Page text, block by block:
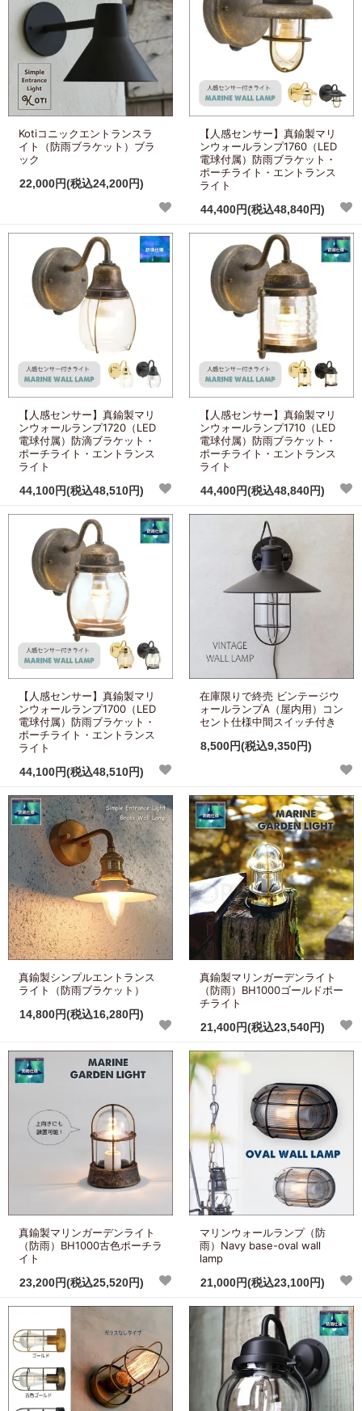
Kotiコニックエントランスラ
イト（防雨ブラケット）ブラ
ック
22,000円(税込24,200円)
【人感センサー】真鍮製マリ
ンウォールランプ1760（LED
電球付属）防雨ブラケット・
ポーチライト・エントランス
ライト
44,400円(税込48,840円)
【人感センサー】真鍮製マリ
ンウォールランプ1720（LED
電球付属）防滴ブラケット・
ポーチライト・エントランス
ライト
44,100円(税込48,510円)
【人感センサー】真鍮製マリ
ンウォールランプ1710（LED
電球付属）防雨ブラケット・
ポーチライト・エントランス
ライト
44,400円(税込48,840円)
【人感センサー】真鍮製マリ
ンウォールランプ1700（LED
電球付属）防雨ブラケット・
ポーチライト・エントランス
ライト
44,100円(税込48,510円)
在庫限りで終売 ビンテージウ
ォールランプA（屋内用）コン
セント仕様中間スイッチ付き
8,500円(税込9,350円)
真鍮製シンプルエントランス
ライト（防雨ブラケット）
14,800円(税込16,280円)
真鍮製マリンガーデンライト
（防雨）BH1000ゴールドポー
チライト
21,400円(税込23,540円)
真鍮製マリンガーデンライト
（防雨）BH1000古色ポーチラ
イト
23,200円(税込25,520円)
マリンウォールランプ（防
雨）Navy base-oval wall
lamp
21,000円(税込23,100円)